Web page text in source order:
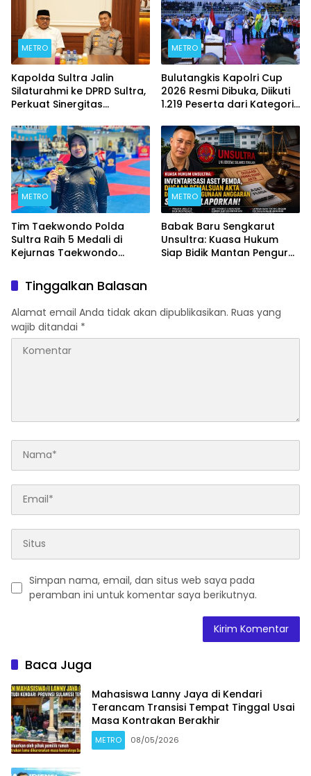
METRO
Kapolda Sultra Jalin
Silaturahmi ke DPRD Sultra,
Perkuat Sinergitas
Kemajuan Daerah
METRO
Bulutangkis Kapolri Cup
2026 Resmi Dibuka, Diikuti
1.219 Peserta dari Kategori
METRO
Tim Taekwondo Polda
Sultra Raih 5 Medali di
Kejurnas Taekwondo
METRO
Babak Baru Sengkarut
Unsultra: Kuasa Hukum
Siap Bidik Mantan Pengurus
Tinggalkan Balasan
Alamat email Anda tidak akan dipublikasikan. Ruas yang
wajib ditandai *
Simpan nama, email, dan situs web saya pada
peramban ini untuk komentar saya berikutnya.
Baca Juga
Mahasiswa Lanny Jaya di Kendari
Terancam Transisi Tempat Tinggal Usai
Masa Kontrakan Berakhir
METRO 08/05/2026